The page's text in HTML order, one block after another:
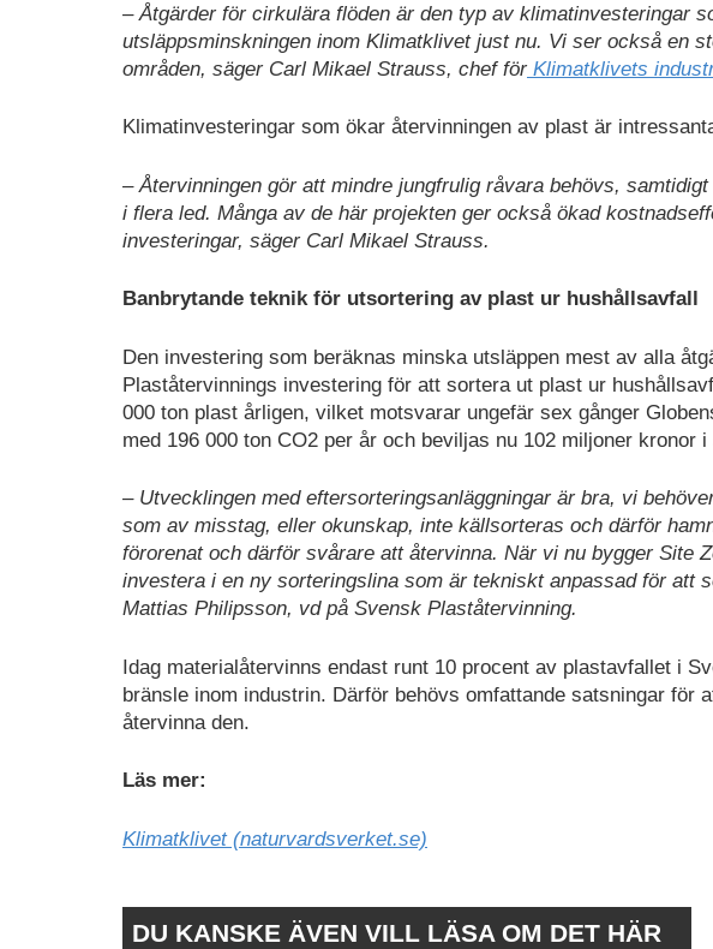
– Åtgärder för cirkulära flöden är den typ av klimatinvesteringar
utsläppsminskningen inom Klimatklivet just nu. Vi ser också en
områden, säger Carl Mikael Strauss, chef förKlimatklivets
Klimatinvesteringar som ökar återvinningen av plast är
– Återvinningen gör att mindre jungfrulig råvara behövs,
i flera led. Många av de här projekten ger också ökad
investeringar, säger Carl Mikael Strauss.
Banbrytande teknik för utsortering av plast ur hushållsavfall
Den investering som beräknas minska utsläppen mest av alla
Plaståtervinnings investering för att sortera ut plast ur
000 ton plast årligen, vilket motsvarar ungefär sex gånger
med 196 000 ton CO2 per år och beviljas nu 102 miljoner kronor
– Utvecklingen med eftersorteringsanläggningar är bra, vi
som av misstag, eller okunskap, inte källsorteras och därför
förorenat och därför svårare att återvinna. När vi nu bygger Site
investera i en ny sorteringslina som är tekniskt anpassad för att
Mattias Philipsson, vd på Svensk Plaståtervinning.
Idag materialåtervinns endast runt 10 procent av plastavfallet i
bränsle inom industrin. Därför behövs omfattande satsningar för
återvinna den.
Läs mer:
Klimatklivet (naturvardsverket.se)
DU KANSKE ÄVEN VILL LÄSA OM DET HÄR